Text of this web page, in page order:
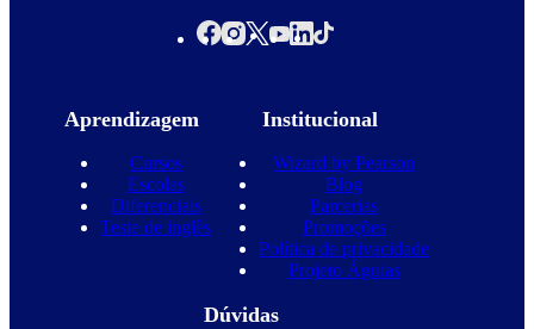
Aprendizagem
Cursos
Escolas
Diferenciais
Teste de inglês
Institucional
Wizard by Pearson
Blog
Parcerias
Promoções
Política de privacidade
Projeto Águias
Dúvidas